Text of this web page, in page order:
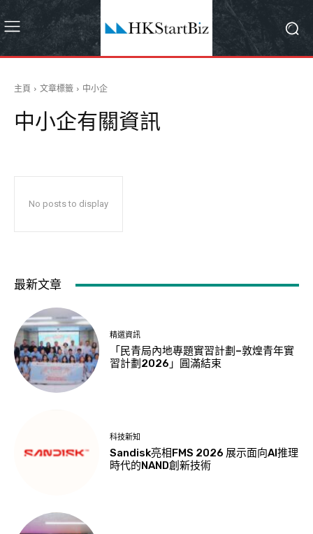
主頁 文章標籤 中小企
中小企有關資訊
No posts to display
最新文章
精選資訊
「民青局內地專題實習計劃–敦煌青年實
習計劃2026」圓滿結束
科技新知
Sandisk亮相FMS 2026 展示面向AI推理
時代的NAND創新技術